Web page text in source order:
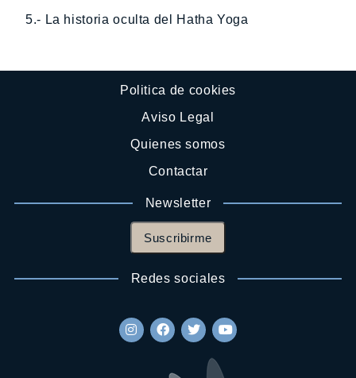
5.- La historia oculta del Hatha Yoga
Politica de cookies
Aviso Legal
Quienes somos
Contactar
Newsletter
Suscribirme
Redes sociales